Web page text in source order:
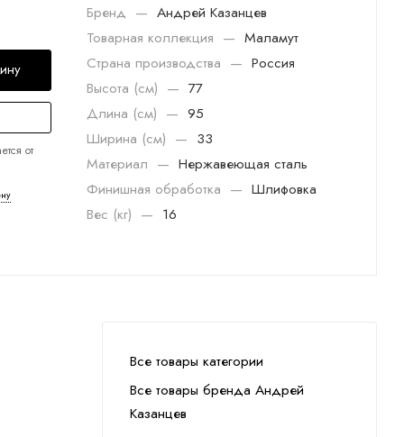
от
Бренд — Андрей Казанцев
Товарная коллекция — Маламут
Страна производства — Россия
Высота (см) — 77
Длина (см) — 95
Ширина (см) — 33
Материал — Нержавеющая сталь
Финишная обработка — Шлифовка
Вес (кг) — 16
Все товары категории
Все товары бренда Андрей
Казанцев